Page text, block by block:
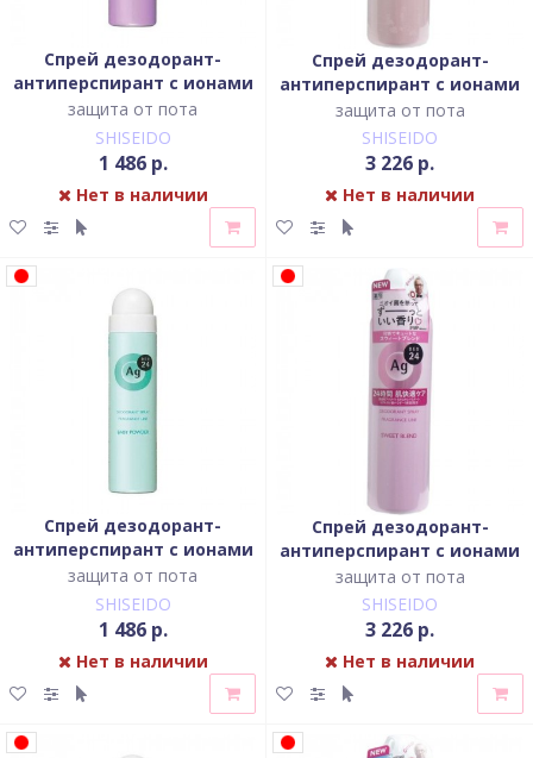
Спрей дезодорант-
антиперспирант с ионами
серебра с ароматом
свежести
защита от пота
SHISEIDO
1 486 р.
Нет в наличии
Спрей дезодорант-
антиперспирант с ионами
серебра с ароматом
цветов
защита от пота
SHISEIDO
3 226 р.
Нет в наличии
Спрей дезодорант-
антиперспирант с ионами
серебра с лёгким
цветочным ароматом
детской присыпки
защита от пота
SHISEIDO
1 486 р.
Нет в наличии
Спрей дезодорант-
антиперспирант с ионами
серебра со сладким
ароматом
защита от пота
SHISEIDO
3 226 р.
Нет в наличии